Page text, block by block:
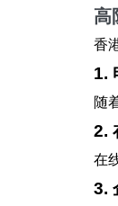
高
香
1.
随
2.
在
3.